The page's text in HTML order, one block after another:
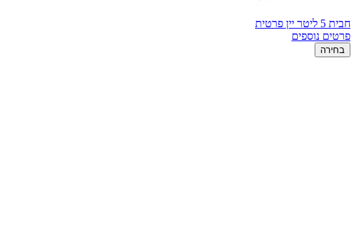
חבית 5 ליטר יין פרטית
פרטים נוספים
בחירה